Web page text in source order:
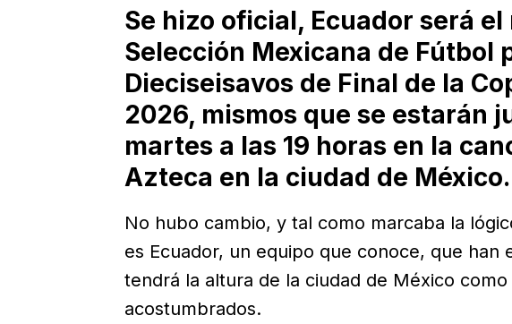
Se hizo oficial, Ecuador será el
Selección Mexicana de Fútbol
Dieciseisavos de Final de la
2026, mismos que se estarán
martes a las 19 horas en la
Azteca en la ciudad de México.
No hubo cambio, y tal como marcaba la
es Ecuador, un equipo que conoce, que han
tendrá la altura de la ciudad de México
acostumbrados.